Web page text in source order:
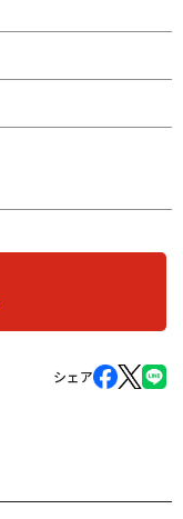
シェア